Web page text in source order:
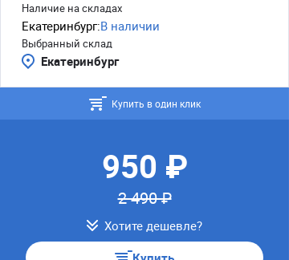
Наличие на складах
Екатеринбург:В наличии
Выбранный склад
Екатеринбург
Купить в один клик
950 ₽
2 490 ₽
Хотите дешевле?